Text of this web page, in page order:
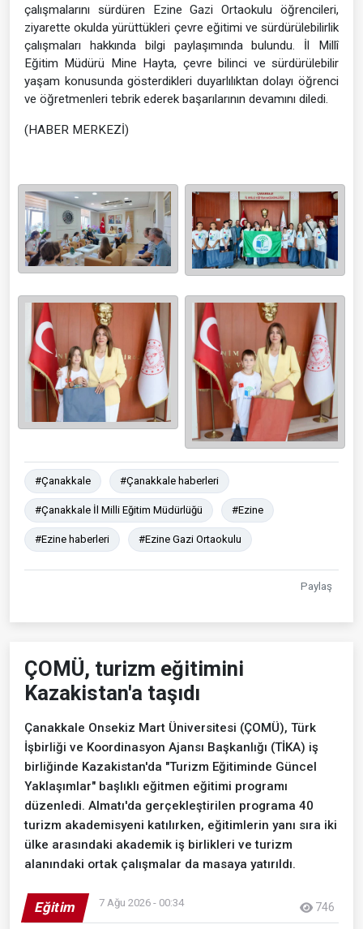
çalışmalarını sürdüren Ezine Gazi Ortaokulu öğrencileri,
ziyarette okulda yürüttükleri çevre eğitimi ve sürdürülebilirlik
çalışmaları hakkında bilgi paylaşımında bulundu. İl Millî
Eğitim Müdürü Mine Hayta, çevre bilinci ve sürdürülebilir
yaşam konusunda gösterdikleri duyarlılıktan dolayı öğrenci
ve öğretmenleri tebrik ederek başarılarının devamını diledi.
(HABER MERKEZİ)
#Çanakkale #Çanakkale haberleri
#Çanakkale İl Milli Eğitim Müdürlüğü #Ezine
#Ezine haberleri #Ezine Gazi Ortaokulu
Paylaş
ÇOMÜ, turizm eğitimini
Kazakistan'a taşıdı
Çanakkale Onsekiz Mart Üniversitesi (ÇOMÜ), Türk
İşbirliği ve Koordinasyon Ajansı Başkanlığı (TİKA) iş
birliğinde Kazakistan'da "Turizm Eğitiminde Güncel
Yaklaşımlar" başlıklı eğitmen eğitimi programı
düzenledi. Almatı'da gerçekleştirilen programa 40
turizm akademisyeni katılırken, eğitimlerin yanı sıra iki
ülke arasındaki akademik iş birlikleri ve turizm
alanındaki ortak çalışmalar da masaya yatırıldı.
Eğitim 7 Ağu 2026 - 00:34 746